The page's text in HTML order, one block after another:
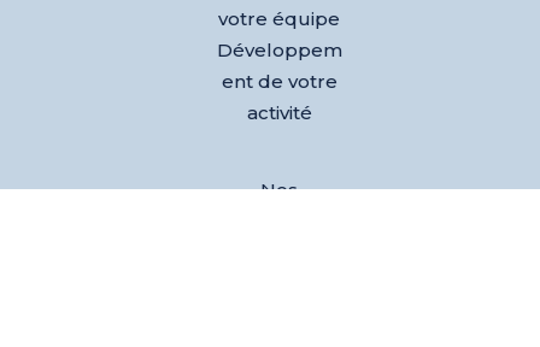
votre équipe
Développem
ent de votre
activité
Nos